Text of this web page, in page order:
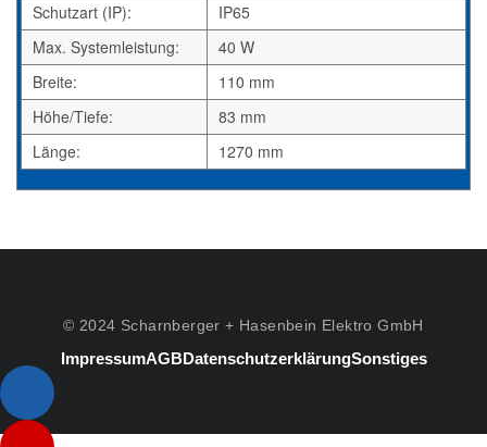
Schutzart (IP):
IP65
Max. Systemleistung:
40 W
Breite:
110 mm
Höhe/Tiefe:
83 mm
Länge:
1270 mm
© 2024 Scharnberger + Hasenbein Elektro GmbH
ImpressumAGBDatenschutzerklärungSonstiges